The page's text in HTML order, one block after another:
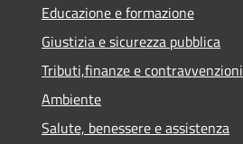
Educazione e formazione
Giustizia e sicurezza pubblica
Tributi,finanze e contravvenzioni
Ambiente
Salute, benessere e assistenza